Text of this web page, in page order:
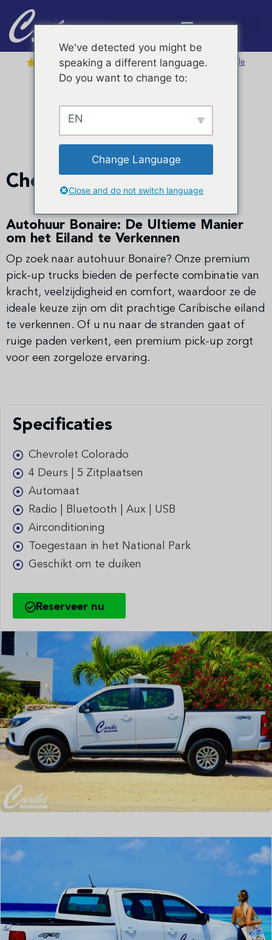
  4,7 / 5 Bekijk alle reviews op Google
Discover more activities on Bonaire with KAYAK.com
Pickup Premium
Chevrolet Colorado
Autohuur Bonaire: De Ultieme Manier
om het Eiland te Verkennen
Op zoek naar autohuur Bonaire? Onze premium
pick-up trucks bieden de perfecte combinatie van
kracht, veelzijdigheid en comfort, waardoor ze de
ideale keuze zijn om dit prachtige Caribische eiland
te verkennen. Of u nu naar de stranden gaat of
ruige paden verkent, een premium pick-up zorgt
voor een zorgeloze ervaring.
Specificaties
Chevrolet Colorado
4 Deurs | 5 Zitplaatsen
Automaat
Radio | Bluetooth | Aux | USB
Airconditioning
Toegestaan in het National Park
Geschikt om te duiken
Reserveer nu
We've detected you might be
speaking a different language.
Do you want to change to:
EN
Change Language
Close and do not switch language